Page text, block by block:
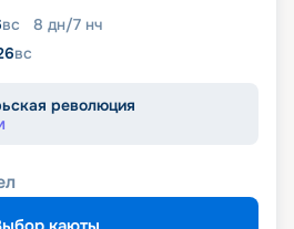
вс 8 дн/7 нч
вс
революция